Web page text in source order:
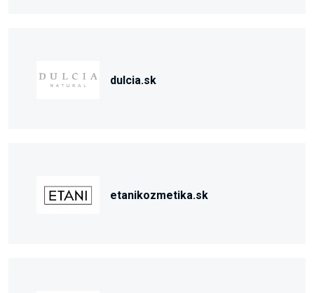
dulcia.sk
etanikozmetika.sk